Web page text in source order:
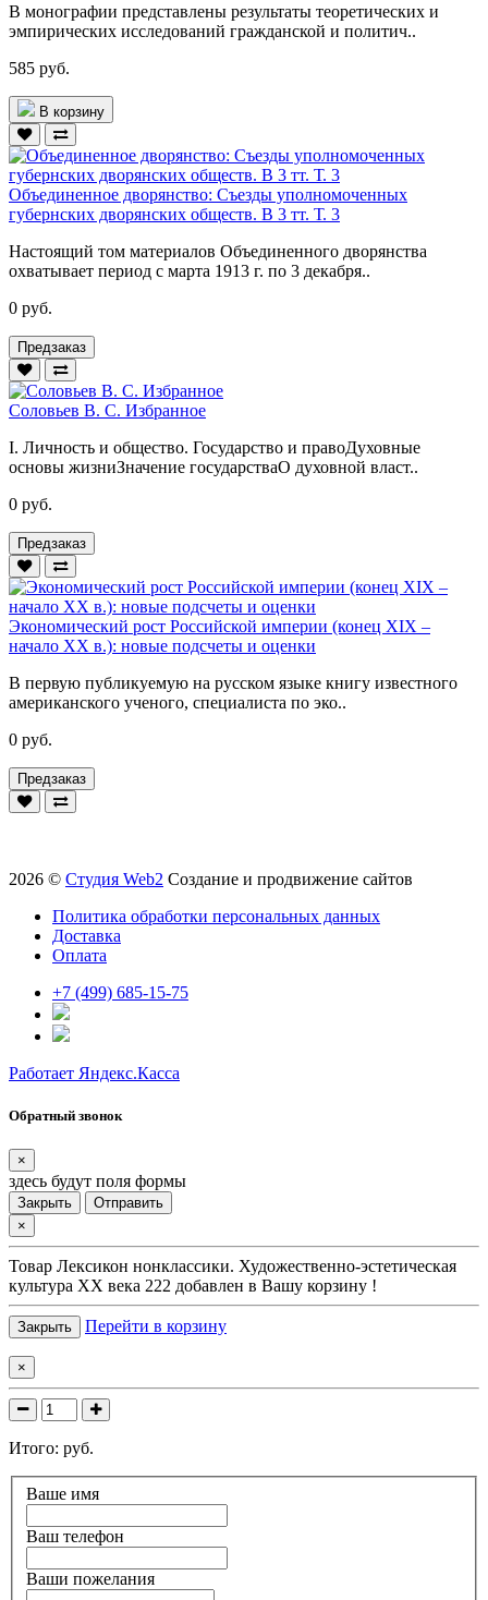
В монографии представлены результаты теоретических и
эмпирических исследований гражданской и политич..
585 руб.
В корзину
Объединенное дворянство: Съезды уполномоченных
губернских дворянских обществ. В 3 тт. Т. 3
Настоящий том материалов Объединенного дворянства
охватывает период с марта 1913 г. по 3 декабря..
0 руб.
Предзаказ
Соловьев В. С. Избранное
I. Личность и общество. Государство и правоДуховные
основы жизниЗначение государстваО духовной власт..
0 руб.
Предзаказ
Экономический рост Российской империи (конец XIX –
начало XX в.): новые подсчеты и оценки
В первую публикуемую на русском языке книгу известного
американского ученого, специалиста по эко..
0 руб.
Предзаказ
2026 © Студия Web2 Создание и продвижение сайтов
Политика обработки персональных данных
Доставка
Оплата
+7 (499) 685-15-75
Работает Яндекс.Касса
Обратный звонок
×
здесь будут поля формы
Закрыть
Отправить
×
Товар Лексикон нонклассики. Художественно-эстетическая
культура XX века 222 добавлен в Вашу корзину !
Закрыть Перейти в корзину
×
Итого: руб.
Ваше имя
Ваш телефон
Ваши пожелания